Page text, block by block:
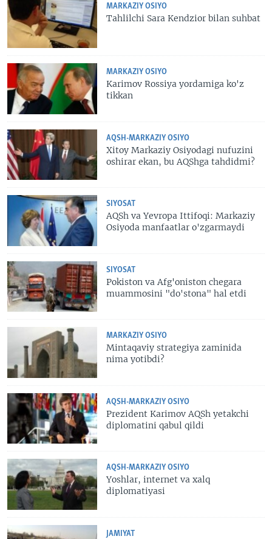
MARKAZIY OSIYO
Tahlilchi Sara Kendzior bilan suhbat
MARKAZIY OSIYO
Karimov Rossiya yordamiga ko'z
tikkan
AQSH-MARKAZIY OSIYO
Xitoy Markaziy Osiyodagi nufuzini
oshirar ekan, bu AQShga tahdidmi?
SIYOSAT
AQSh va Yevropa Ittifoqi: Markaziy
Osiyoda manfaatlar o'zgarmaydi
SIYOSAT
Pokiston va Afg'oniston chegara
muammosini "do'stona" hal etdi
MARKAZIY OSIYO
Mintaqaviy strategiya zaminida
nima yotibdi?
AQSH-MARKAZIY OSIYO
Prezident Karimov AQSh yetakchi
diplomatini qabul qildi
AQSH-MARKAZIY OSIYO
Yoshlar, internet va xalq
diplomatiyasi
JAMIYAT